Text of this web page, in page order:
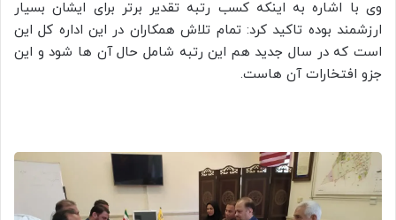
وی با اشاره به اینکه کسب رتبه تقدیر برتر برای ایشان بسیار
ارزشمند بوده تاکید کرد: تمام تلاش همکاران در این اداره کل این
است که در سال جدید هم این رتبه شامل حال آن ها شود و این
جزو افتخارات آن هاست.